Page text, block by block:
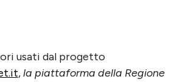
usati dal progetto
,la piattaforma della Regione